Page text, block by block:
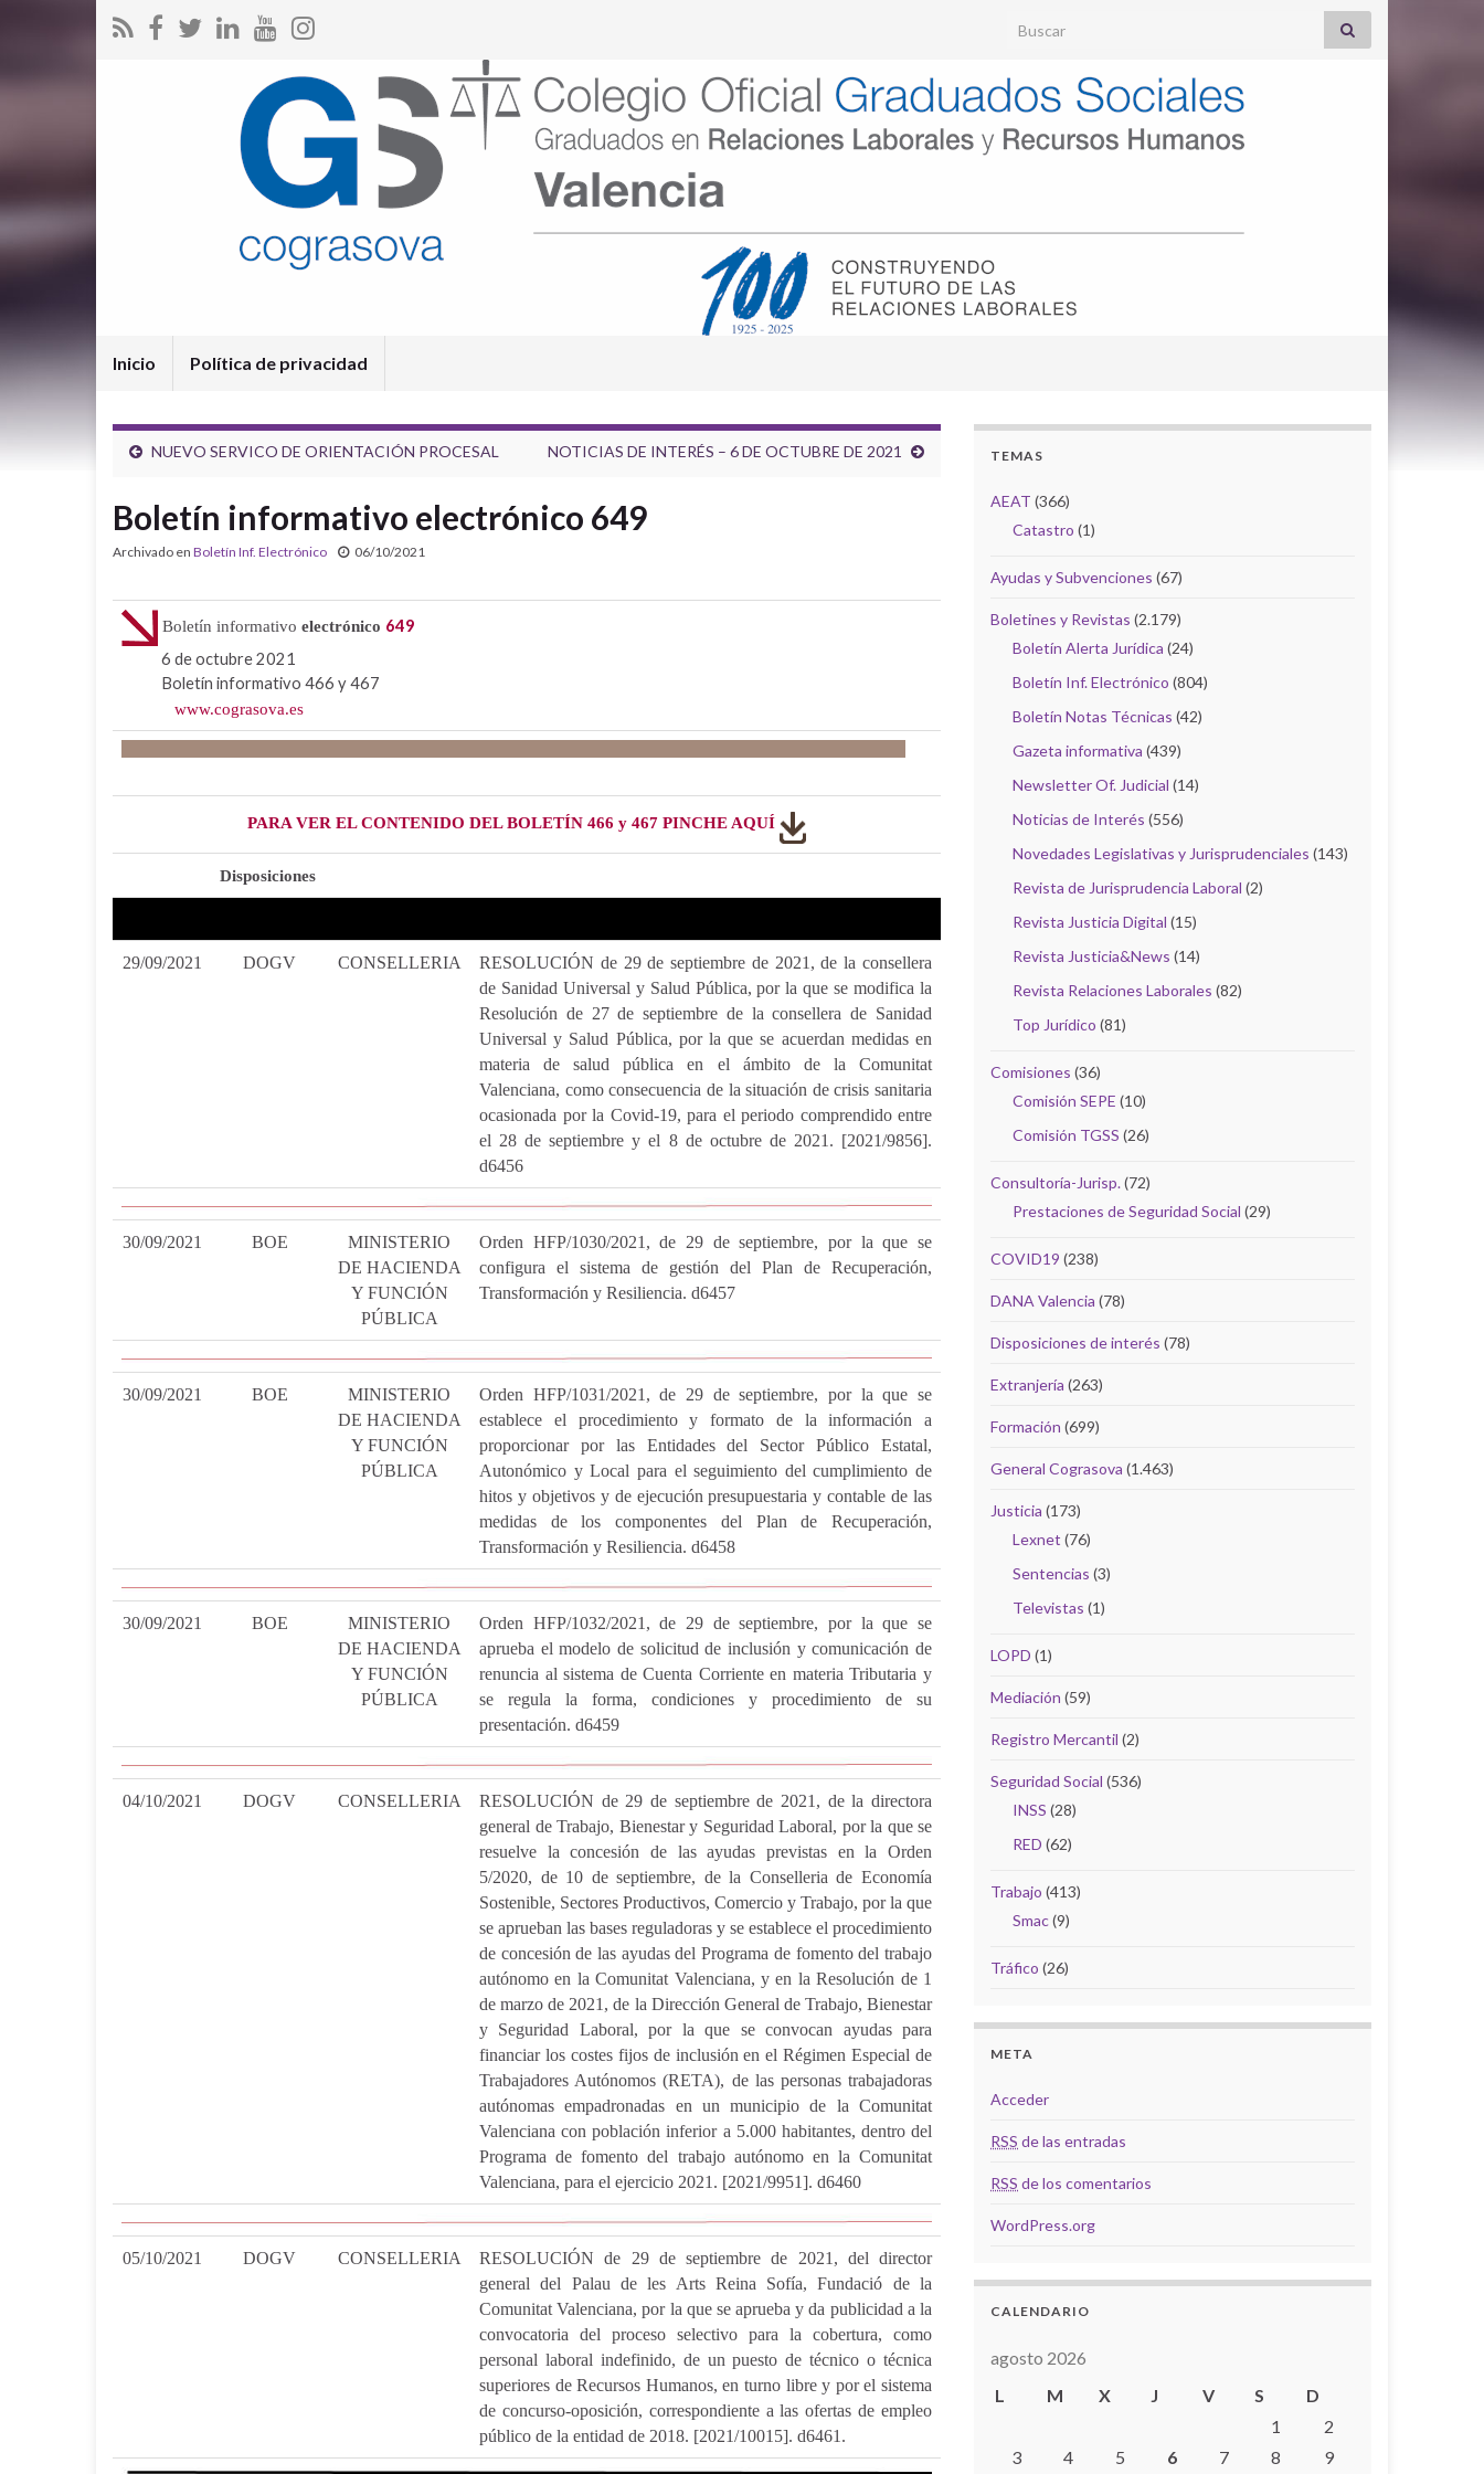
Search for:
Inicio Política de privacidad
NUEVO SERVICO DE ORIENTACIÓN PROCESAL NOTICIAS DE INTERÉS – 6 DE OCTUBRE DE 2021
Boletín informativo electrónico 649
Archivado en Boletín Inf. Electrónico 06/10/2021
Boletín informativo electrónico 649
6 de octubre 2021
Boletín informativo 466 y 467
www.cograsova.es
PARA VER EL CONTENIDO DEL BOLETÍN 466 y 467 PINCHE AQUÍ
Disposiciones
29/09/2021 DOGV CONSELLERIA
RESOLUCIÓN de 29 de septiembre de 2021, de la consellera
de Sanidad Universal y Salud Pública, por la que se modifica la
Resolución de 27 de septiembre de la consellera de Sanidad
Universal y Salud Pública, por la que se acuerdan medidas en
materia de salud pública en el ámbito de la Comunitat
Valenciana, como consecuencia de la situación de crisis sanitaria
ocasionada por la Covid-19, para el periodo comprendido entre
el 28 de septiembre y el 8 de octubre de 2021. [2021/9856].
d6456
30/09/2021 BOE
MINISTERIO
DE HACIENDA
Y FUNCIÓN
PÚBLICA
Orden HFP/1030/2021, de 29 de septiembre, por la que se
configura el sistema de gestión del Plan de Recuperación,
Transformación y Resiliencia. d6457
30/09/2021 BOE
MINISTERIO
DE HACIENDA
Y FUNCIÓN
PÚBLICA
Orden HFP/1031/2021, de 29 de septiembre, por la que se
establece el procedimiento y formato de la información a
proporcionar por las Entidades del Sector Público Estatal,
Autonómico y Local para el seguimiento del cumplimiento de
hitos y objetivos y de ejecución presupuestaria y contable de las
medidas de los componentes del Plan de Recuperación,
Transformación y Resiliencia. d6458
30/09/2021 BOE
MINISTERIO
DE HACIENDA
Y FUNCIÓN
PÚBLICA
Orden HFP/1032/2021, de 29 de septiembre, por la que se
aprueba el modelo de solicitud de inclusión y comunicación de
renuncia al sistema de Cuenta Corriente en materia Tributaria y
se regula la forma, condiciones y procedimiento de su
presentación. d6459
04/10/2021 DOGV CONSELLERIA
RESOLUCIÓN de 29 de septiembre de 2021, de la directora
general de Trabajo, Bienestar y Seguridad Laboral, por la que se
resuelve la concesión de las ayudas previstas en la Orden
5/2020, de 10 de septiembre, de la Conselleria de Economía
Sostenible, Sectores Productivos, Comercio y Trabajo, por la que
se aprueban las bases reguladoras y se establece el procedimiento
de concesión de las ayudas del Programa de fomento del trabajo
autónomo en la Comunitat Valenciana, y en la Resolución de 1
de marzo de 2021, de la Dirección General de Trabajo, Bienestar
y Seguridad Laboral, por la que se convocan ayudas para
financiar los costes fijos de inclusión en el Régimen Especial de
Trabajadores Autónomos (RETA), de las personas trabajadoras
autónomas empadronadas en un municipio de la Comunitat
Valenciana con población inferior a 5.000 habitantes, dentro del
Programa de fomento del trabajo autónomo en la Comunitat
Valenciana, para el ejercicio 2021. [2021/9951]. d6460
05/10/2021 DOGV CONSELLERIA
RESOLUCIÓN de 29 de septiembre de 2021, del director
general del Palau de les Arts Reina Sofía, Fundació de la
Comunitat Valenciana, por la que se aprueba y da publicidad a la
convocatoria del proceso selectivo para la cobertura, como
personal laboral indefinido, de un puesto de técnico o técnica
superiores de Recursos Humanos, en turno libre y por el sistema
de concurso-oposición, correspondiente a las ofertas de empleo
público de la entidad de 2018. [2021/10015]. d6461.
TEMAS
AEAT (366)
Catastro (1)
Ayudas y Subvenciones (67)
Boletines y Revistas (2.179)
Boletín Alerta Jurídica (24)
Boletín Inf. Electrónico (804)
Boletín Notas Técnicas (42)
Gazeta informativa (439)
Newsletter Of. Judicial (14)
Noticias de Interés (556)
Novedades Legislativas y Jurisprudenciales (143)
Revista de Jurisprudencia Laboral (2)
Revista Justicia Digital (15)
Revista Justicia&News (14)
Revista Relaciones Laborales (82)
Top Jurídico (81)
Comisiones (36)
Comisión SEPE (10)
Comisión TGSS (26)
Consultoría-Jurisp.(72)
Prestaciones de Seguridad Social (29)
COVID19 (238)
DANA Valencia (78)
Disposiciones de interés (78)
Extranjería (263)
Formación (699)
General Cograsova (1.463)
Justicia (173)
Lexnet (76)
Sentencias (3)
Televistas (1)
LOPD (1)
Mediación (59)
Registro Mercantil (2)
Seguridad Social (536)
INSS (28)
RED (62)
Trabajo (413)
Smac(9)
Tráfico (26)
META
Acceder
RSS de las entradas
RSS de los comentarios
WordPress.org
CALENDARIO
agosto 2026
L
M X J V S
D
1
2
3
4 5 6 7 8 9